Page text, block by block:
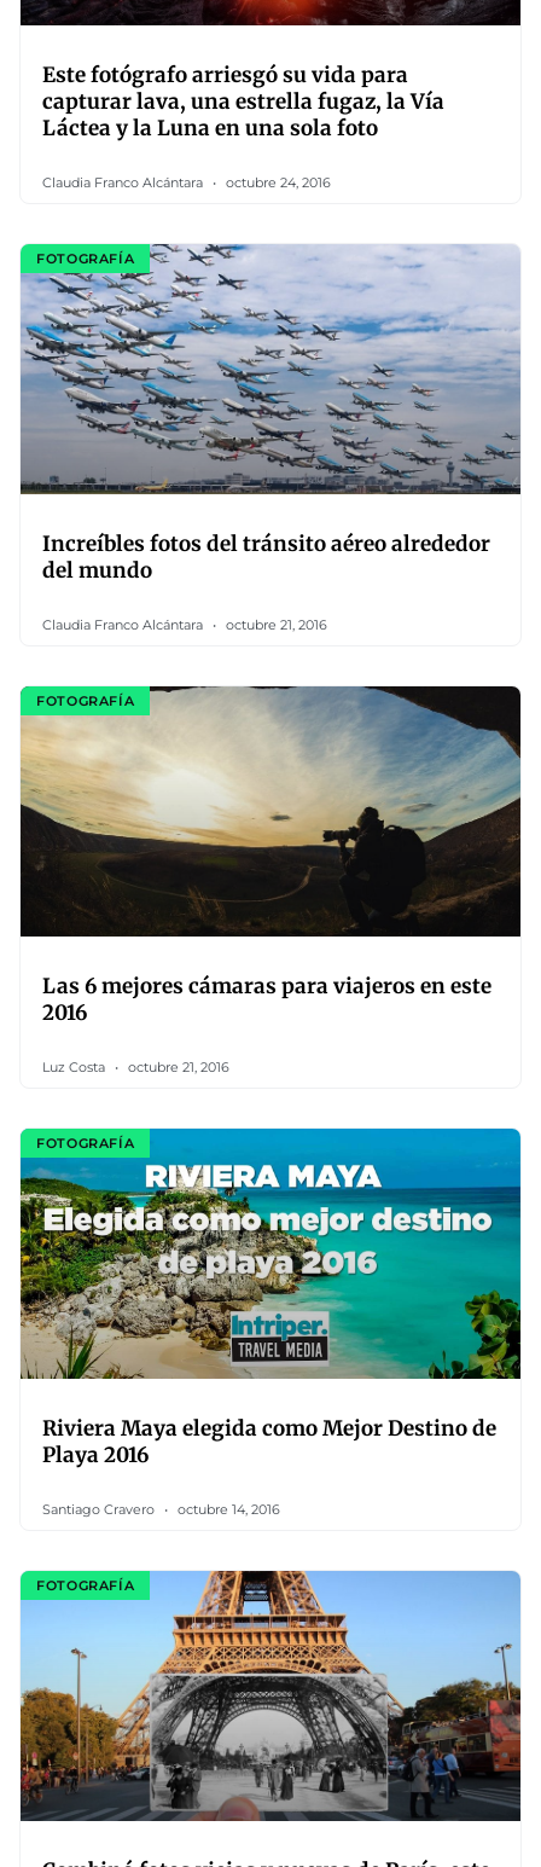
Este fotógrafo arriesgó su vida para
capturar lava, una estrella fugaz, la Vía
Láctea y la Luna en una sola foto
Claudia Franco Alcántara octubre 24, 2016
FOTOGRAFÍA
Increíbles fotos del tránsito aéreo alrededor
del mundo
Claudia Franco Alcántara octubre 21, 2016
FOTOGRAFÍA
Las 6 mejores cámaras para viajeros en este
2016
Luz Costa octubre 21, 2016
FOTOGRAFÍA
Riviera Maya elegida como Mejor Destino de
Playa 2016
Santiago Cravero octubre 14, 2016
FOTOGRAFÍA